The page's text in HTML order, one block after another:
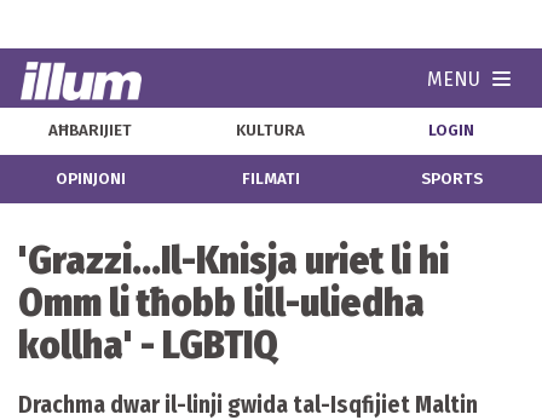
MENU
AĦBARIJIET KULTURA LOGIN
OPINJONI FILMATI SPORTS
'Grazzi...Il-Knisja uriet li hi
Omm li tħobb lill-uliedha
kollha' - LGBTIQ
Drachma dwar il-linji gwida tal-Isqfijiet Maltin